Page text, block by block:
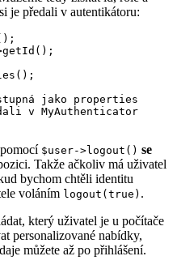
je předali v autentikátoru:
jako properties
v MyAuthenticator
$user->logout() se
Takže ačkoliv má uživatel
bychom chtěli identitu
voláním logout(true) .
který uživatel je u počítače
personalizované nabídky,
můžete až po přihlášení.